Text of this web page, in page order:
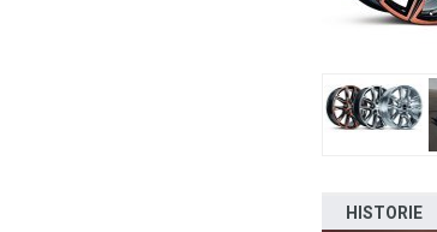
HISTORIE